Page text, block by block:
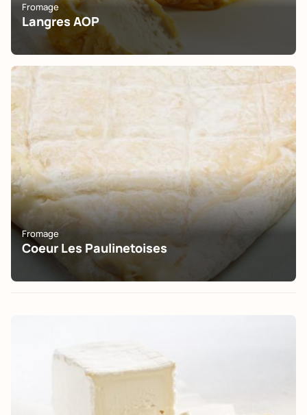
Fromage
Langres AOP
Fromage
Coeur Les Paulinetoises